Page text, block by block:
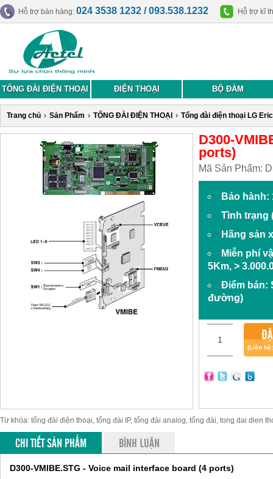
Hỗ trợ bán hàng: 024 3538 1232 / 093.538.1232 Hỗ trợ kĩ
TỔNG ĐÀI ĐIỆN THOẠI ĐIỆN THOẠI BỘ ĐÀM
Trang chủ › Sản Phẩm › TỔNG ĐÀI ĐIỆN THOẠI › Tổng đài điện thoại LG
D300-
ports)
Mã Sản Phẩm:
Bảo hành:
Tình trạng
Hãng sản
Miễn phí
5Km, >
Điểm bán:
đường)
(Liên
Từ khóa: tổng đài điện thoại, tổng đài IP, tổng đài analog, tổng đài, tong dai dien
CHI TIẾT SẢN PHẨM BÌNH LUẬN
D300-VMIBE.STG - Voice mail interface board (4 ports)